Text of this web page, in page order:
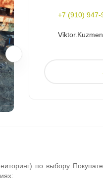
+7 (910) 947-
по выбору